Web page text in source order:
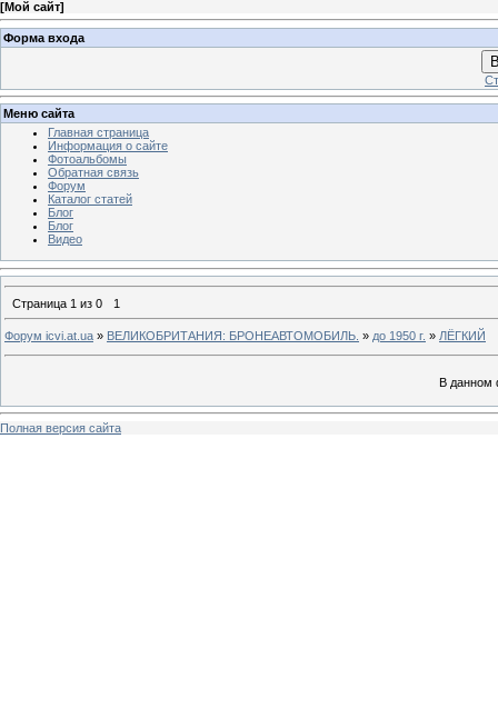
[Мой сайт]
Форма входа
Меню сайта
Главная страница
Информация о сайте
Фотоальбомы
Обратная связь
Форум
Каталог статей
Блог
Блог
Видео
Страница 1 из 0 1
Форум icvi.at.ua » ВЕЛИКОБРИТАНИЯ: БРОНЕАВТОМОБИЛЬ. » до 1950 г. » ЛЁГКИЙ
В данном
Полная версия сайта